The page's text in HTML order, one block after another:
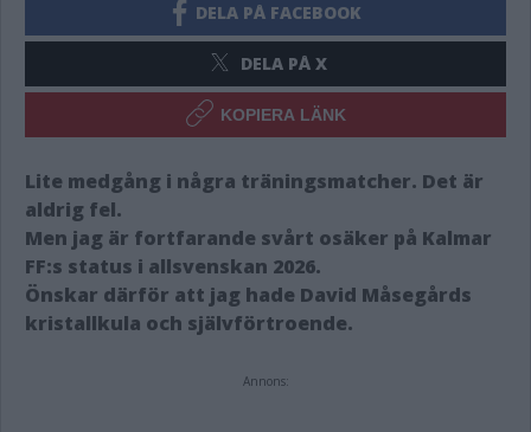
DELA PÅ FACEBOOK
DELA PÅ X
KOPIERA LÄNK
Lite medgång i några träningsmatcher. Det är
aldrig fel.
Men jag är fortfarande svårt osäker på Kalmar
FF:s status i allsvenskan 2026.
Önskar därför att jag hade David Måsegårds
kristallkula och självförtroende.
Annons: